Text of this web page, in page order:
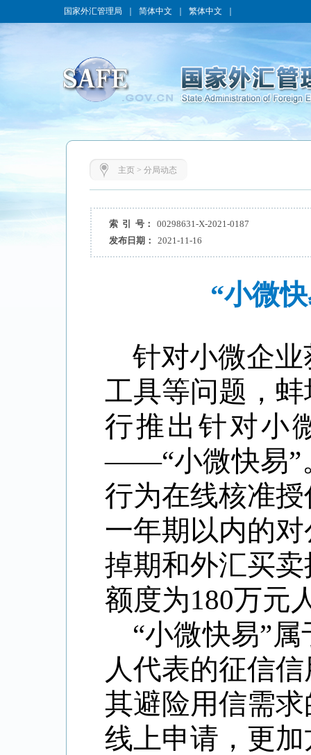
国家外汇管理局 简体中文 繁体中文
主页> 分局动态
索 引 号：
00298631-X-2021-0187
发布日期：
2021-11-16
“小微
针对小微企
工具等问题，
行推出针对小
——“小微快易”
行为在线核准
一年期以内的
掉期和外汇买
额度为180万元
“小微快易”
人代表的征信
其避险用信需
线上申请，更